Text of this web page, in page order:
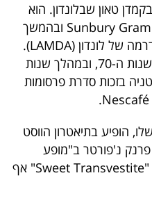
הד נולד ב-20 בפברואר 1954 בקמדן טאון שבלונדון. הוא
למד בבית הספר Sunbury Grammar School ובהמשך
באקדמיה למוזיקה ולאמנויות הדרמה של לונדון (LAMDA).
את דרכו המקצועית החל בסוף שנות ה-70, ובמהלך שנות
בזכות סדרת פרסומות
הופיע בתיאטרון הווסט
פרנק נ'פורטר ב"מופע
האימים של רוקי", וביצועו לשיר "Sweet Transvestite" אף